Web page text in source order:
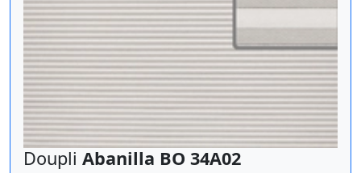
Doupli Abanilla BO 34A02